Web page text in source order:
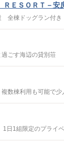
ＳＯＲＴ－安
全棟ドッグラン付き
ごす海辺の貸別荘
数棟利用も可能で
日1組限定のプライベ